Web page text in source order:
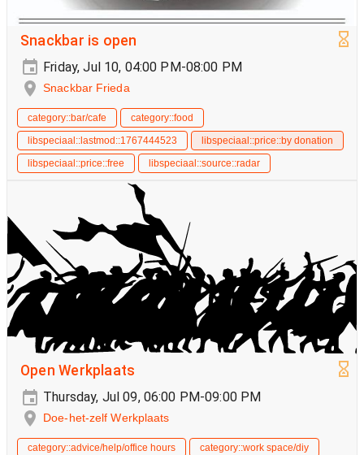
Snackbar is open
Friday, Jul 10, 04:00 PM-08:00 PM
Snackbar Frieda
category::bar/cafe
category::food
libspeciaal::lastmod::1767444523
libspeciaal::price::by donation
libspeciaal::price::free
libspeciaal::source::radar
Open Werkplaats
Thursday, Jul 09, 06:00 PM-09:00 PM
Doe-het-zelf Werkplaats
category::advice/help/office hours
category::work space/diy